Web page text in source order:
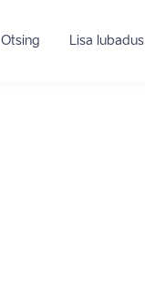
Otsing Lisa lubadus